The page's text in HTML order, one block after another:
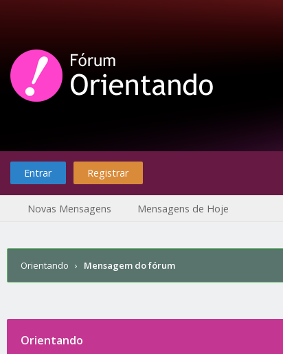
Entrar Registrar
Novas Mensagens Mensagens de Hoje
Orientando › Mensagem do fórum
Orientando